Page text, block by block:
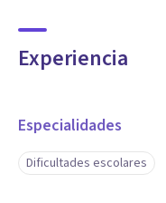
Experiencia
Especialidades
Dificultades escolares